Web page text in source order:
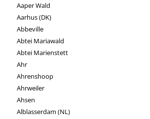
Aaper Wald
Aarhus (DK)
Abbeville
Abtei Mariawald
Abtei Marienstett
Ahr
Ahrenshoop
Ahrweiler
Ahsen
Alblasserdam (NL)